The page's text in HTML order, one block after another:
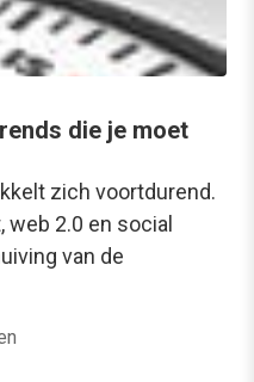
die je moet
zich voortdurend.
2.0 en social
van de